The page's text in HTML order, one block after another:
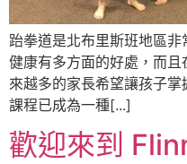
跆拳道是北布里斯班地區
健康有多方面的好處，而
來越多的家長希望讓孩子
課程已成為一種[...]
歡迎來到